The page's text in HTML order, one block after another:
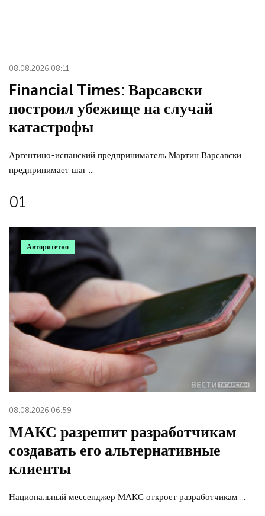
08.08.2026 08:11
Financial Times: Варсавски
построил убежище на случай
катастрофы
Аргентино-испанский предприниматель Мартин Варсавски
предпринимает шаг ...
Авторитетно
08.08.2026 06:59
МАКС разрешит разработчикам
создавать его альтернативные
клиенты
Национальный мессенджер МАКС откроет разработчикам ...